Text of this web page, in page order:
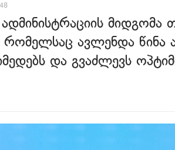
მიდგომა
რომელსაც ავლენდა წინა
და გვაძლევს